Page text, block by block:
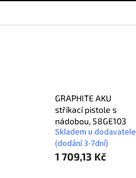
GRAPHITE AKU
stříkací pistole s
nádobou, 58GE103
Skladem u dodavatele
(dodání 3-7dní)
1 709,13 Kč